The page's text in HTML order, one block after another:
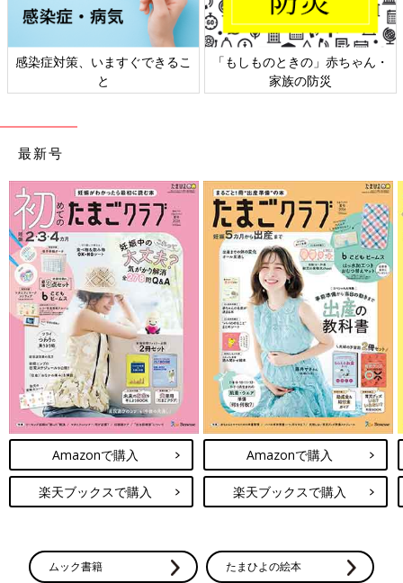
、いますぐできるこ
「もしものときの」赤ちゃん・
日本外来
最新号
Amazonで購入
楽天ブックスで購入
Amazonで購入
楽天ブックスで購入
ムック書籍 たまひよの絵本